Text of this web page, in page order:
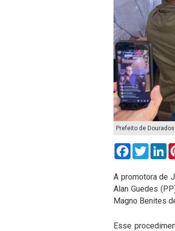
Prefeito de
FacebookTwitter
A promotora de
Alan Guedes
Magno Benites
Esse